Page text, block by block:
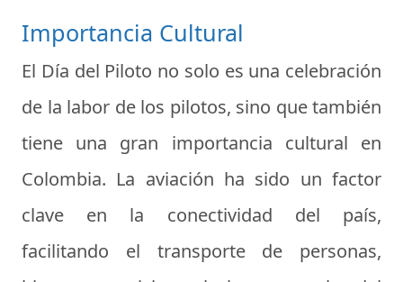
Importancia Cultural
El Día del Piloto no solo es una celebración
de la labor de los pilotos, sino que también
tiene una gran importancia cultural en
Colombia. La aviación ha sido un factor
clave en la conectividad del país,
facilitando el transporte de personas,